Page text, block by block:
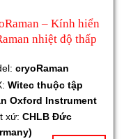
– Kính hiển
nhiệt độ thấp
cryoRaman
Witec thuộc tập
Oxford Instrument
xứ: CHLB Đức